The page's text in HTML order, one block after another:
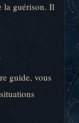
la guérison. Il
guide, vous